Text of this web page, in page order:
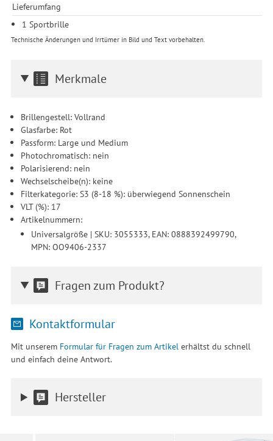
Lieferumfang
1 Sportbrille
Technische Änderungen und Irrtümer in Bild und Text vorbehalten.
Merkmale
Brillengestell: Vollrand
Glasfarbe: Rot
Passform: Large und Medium
Photochromatisch: nein
Polarisierend: nein
Wechselscheibe(n): keine
Filterkategorie: S3 (8-18 %): überwiegend Sonnenschein
VLT (%): 17
Artikelnummern:
Universalgröße | SKU: 3055333, EAN: 0888392499790,
MPN: OO9406-2337
Fragen zum Produkt?
Kontaktformular
Mit unserem Formular für Fragen zum Artikelerhältst du schnell
und einfach deine Antwort.
Hersteller